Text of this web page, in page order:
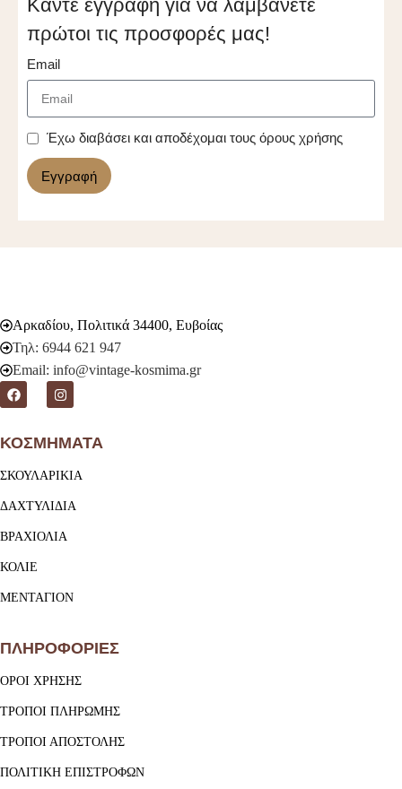
Κάντε εγγραφή για να λαμβάνετε
πρώτοι τις προσφορές μας!
Email
Έχω διαβάσει και αποδέχομαι τους όρους χρήσης
Εγγραφή
Αρκαδίου, Πολιτικά 34400, Ευβοίας
Τηλ: 6944 621 947
Email: info@vintage-kosmima.gr
ΚΟΣΜΗΜΑΤΑ
ΣΚΟΥΛΑΡΙΚΙΑ
ΔΑΧΤΥΛΙΔΙΑ
ΒΡΑΧΙΟΛΙΑ
ΚΟΛΙΕ
ΜΕΝΤΑΓΙΟΝ
ΠΛΗΡΟΦΟΡΙΕΣ
ΟΡΟΙ ΧΡΗΣΗΣ
ΤΡΟΠΟΙ ΠΛΗΡΩΜΗΣ
ΤΡΟΠΟΙ ΑΠΟΣΤΟΛΗΣ
ΠΟΛΙΤΙΚΗ ΕΠΙΣΤΡΟΦΩΝ